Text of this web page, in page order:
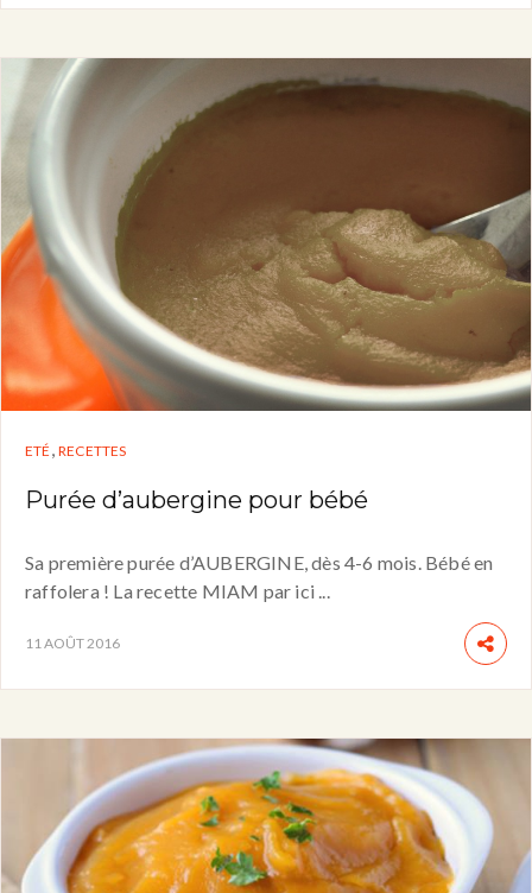
ETÉ ,RECETTES
Purée d’aubergine pour bébé
Sa première purée d’AUBERGINE, dès 4-6 mois. Bébé en
raffolera ! La recette MIAM par ici ...
11 AOÛT 2016